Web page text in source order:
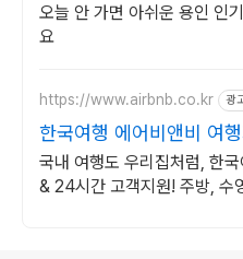
오늘 안 가면 아쉬운 용인 인
요
https://www.airbnb.co.kr 광
한국여행 에어비앤비 여
리집처럼
국내 여행도 우리집처럼, 한국
& 24시간 고객지원! 주방, 수